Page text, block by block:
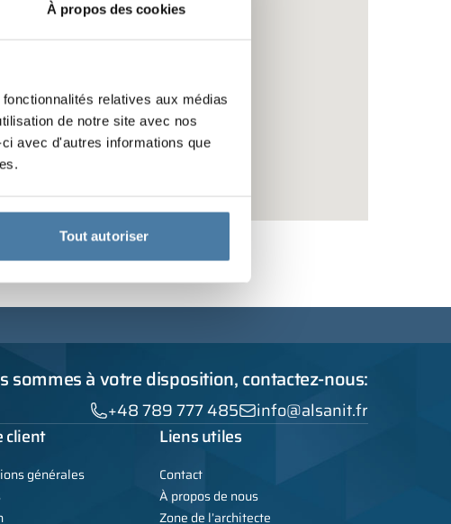
À propos des cookies
relatives aux médias
de notre site avec nos
avec d'autres informations que
Tout autoriser
sommes à votre disposition, contactez-nous:
+48 789 777 485
info@alsanit.fr
client
générales
Liens utiles
Contact
À propos de nous
Zone de l’architecte